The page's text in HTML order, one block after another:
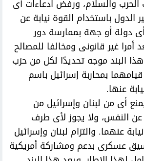
الحرب والسلام، ورفض ادعاءات أى
باستخدام القوة نيابة عن
أى دولة أو جهة بممارسة دور
غير قانونى ومخالفا للمصالح
البند موجه تحديدًا لكل من حزب
بمحاربة إسرائيل باسم
عنها.
أى من لبنان وإسرائيل من
النفس، ولا يجوز لأى طرف
عنهما. والتزام لبنان وإسرائيل
عسكرى بدعم ومشاركة أمريكية